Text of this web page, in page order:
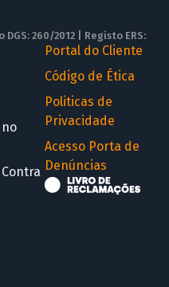
DGS: 260/2012 | Registo ERS:
Portal do Cliente
Código de Ética
Politicas de
Privacidade
Acesso Porta de
Denúncias